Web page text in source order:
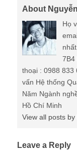
About
Họ
7B4
thoại : 0988 833
vấn Hệ thống
Năm Ngành
Hồ Chí Minh
View all posts
Leave a Reply